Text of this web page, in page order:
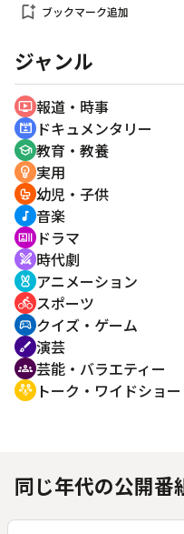
bookmark_add ブックマーク追加
ジャンル
ondemand_video 報道・時事
cinematic_blur ドキュメンタリー
school 教育・教養
emoji_objects 実用
crib 幼児・子供
music_note 音楽
recent_actors ドラマ
swords 時代劇
cruelty_free アニメーション
directions_bike スポーツ
sports_esports クイズ・ゲーム
brush 演芸
groups 芸能・バラエティー
adaptive_audio_mic トーク・ワイドショー
同じ年代の公開番